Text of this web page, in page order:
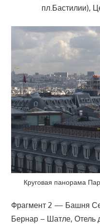
пл.Бастилии),
Круговая панорама
Фрагмент 2 — Башня
Бернар – Шатле, Отель